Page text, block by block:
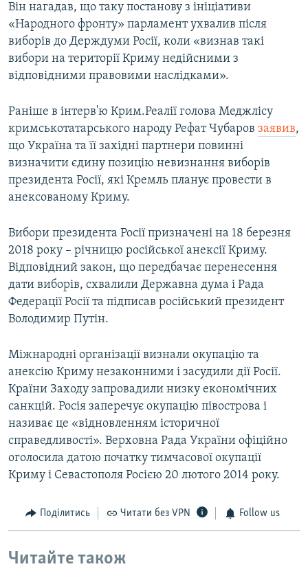
Він нагадав, що таку постанову з ініціативи
«Народного фронту» парламент ухвалив після
виборів до Держдуми Росії, коли «визнав такі
вибори на території Криму недійсними з
відповідними правовими наслідками».
Раніше в інтерв'ю Крим.Реалії голова Меджлісу
кримськотатарського народу Рефат Чубаров заявив,
що Україна та її західні партнери повинні
визначити єдину позицію невизнання виборів
президента Росії, які Кремль планує провести в
анексованому Криму.
Вибори президента Росії призначені на 18 березня
2018 року – річницю російської анексії Криму.
Відповідний закон, що передбачає перенесення
дати виборів, схвалили Державна дума і Рада
Федерації Росії та підписав російський президент
Володимир Путін.
Міжнародні організації визнали окупацію та
анексію Криму незаконними і засудили дії Росії.
Країни Заходу запровадили низку економічних
санкцій. Росія заперечує окупацію півострова і
називає це «відновленням історичної
справедливості». Верховна Рада України офіційно
оголосила датою початку тимчасової окупації
Криму і Севастополя Росією 20 лютого 2014 року.
Поділитись Читати без VPN Follow us
Читайте також